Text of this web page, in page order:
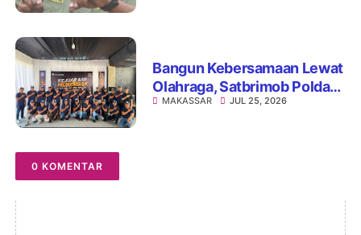
Bangun Kebersamaan Lewat
Olahraga, Satbrimob Polda
Sulsel dan BI Gelar Lomba
MAKASSAR JUL 25, 2026
0 KOMENTAR